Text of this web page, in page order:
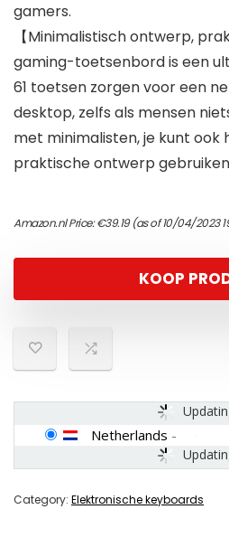
gamers.
【Minimalistisch ontwerp,
gaming-toetsenbord is een
61 toetsen zorgen voor een
desktop, zelfs als mensen
met minimalisten, je kunt
praktische ontwerp
Amazon.nl Price:€39.19(as of 10/04/2023
KOOP
Netherlands -
Category: Elektronische keyboards